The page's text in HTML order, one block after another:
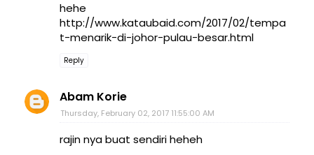
hehe
http://www.kataubaid.com/2017/02/tempa
t-menarik-di-johor-pulau-besar.html
Reply
Abam Korie
Thursday, February 02, 2017 11:55:00 AM
rajin nya buat sendiri heheh